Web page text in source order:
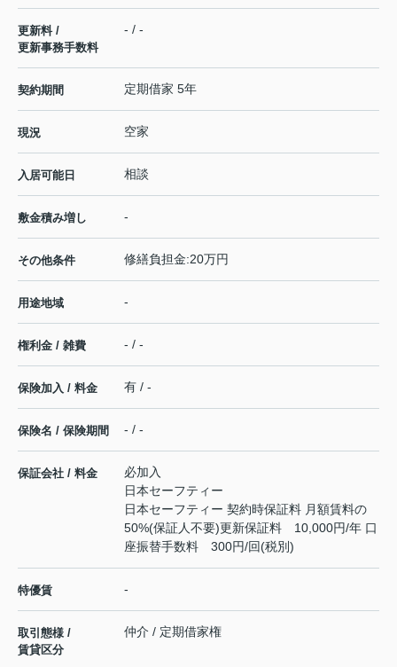
更新料 /
更新事務手数料
- / -
契約期間 定期借家 5年
現況 空家
入居可能日 相談
敷金積み増し -
その他条件 修繕負担金:20万円
用途地域 -
権利金 / 雑費 - / -
保険加入 / 料金 有 / -
保険名 / 保険期間 - / -
保証会社 / 料金
必加入
日本セーフティー
日本セーフティー 契約時保証料 月額賃料の
50%(保証人不要)更新保証料 10,000円/年 口
座振替手数料 300円/回(税別)
特優賃 -
取引態様 /
賃貸区分
仲介 / 定期借家権